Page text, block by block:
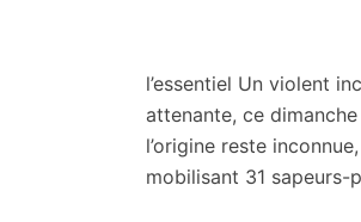
initiatives
citoyennes
l’essentiel Un violent
attenante, ce
l’origine reste
mobilisant 31 sapeurs-